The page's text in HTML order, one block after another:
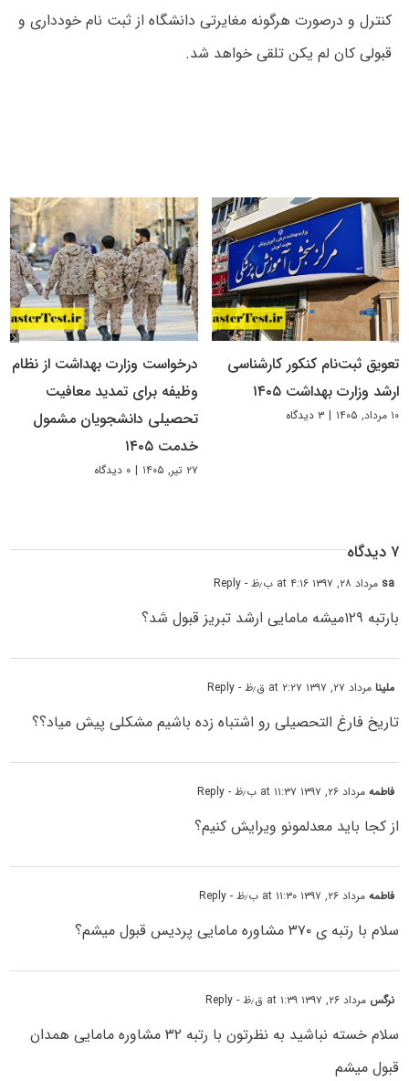
کنترل و درصورت هرگونه مغایرتی دانشگاه از ثبت نام خودداری و
قبولی کان لم یکن تلقی خواهد شد.
تعویق ثبت‌نام کنکور کارشناسی
ارشد وزارت بهداشت ۱۴۰۵
۱۰ مرداد, ۱۴۰۵ | ۳ دیدگاه
درخواست وزارت بهداشت از نظام
وظیفه برای تمدید معافیت
تحصیلی دانشجویان مشمول
خدمت ۱۴۰۵
۲۷ تیر, ۱۴۰۵ | ۰ دیدگاه
۷ دیدگاه
sa مرداد ۲۸, ۱۳۹۷ at ۴:۱۶ ب٫ظ - Reply
بارتبه ۱۲۹میشه مامایی ارشد تبریز قبول شد؟
ملینامرداد ۲۷, ۱۳۹۷ at ۲:۲۷ ق٫ظ - Reply
تاریخ فارغ التحصیلی رو اشتباه زده باشیم مشکلی پیش میاد؟؟
فاطمهمرداد ۲۶, ۱۳۹۷ at ۱۱:۳۷ ب٫ظ - Reply
از کجا باید معدلمونو ویرایش کنیم؟
فاطمهمرداد ۲۶, ۱۳۹۷ at ۱۱:۳۰ ب٫ظ - Reply
سلام با رتبه ی ۳۷۰ مشاوره مامایی پردیس قبول میشم؟
نرگس مرداد ۲۶, ۱۳۹۷ at ۱:۳۹ ق٫ظ - Reply
سلام خسته نباشید به نظرتون با رتبه ۳۲ مشاوره مامایی همدان
قبول میشم